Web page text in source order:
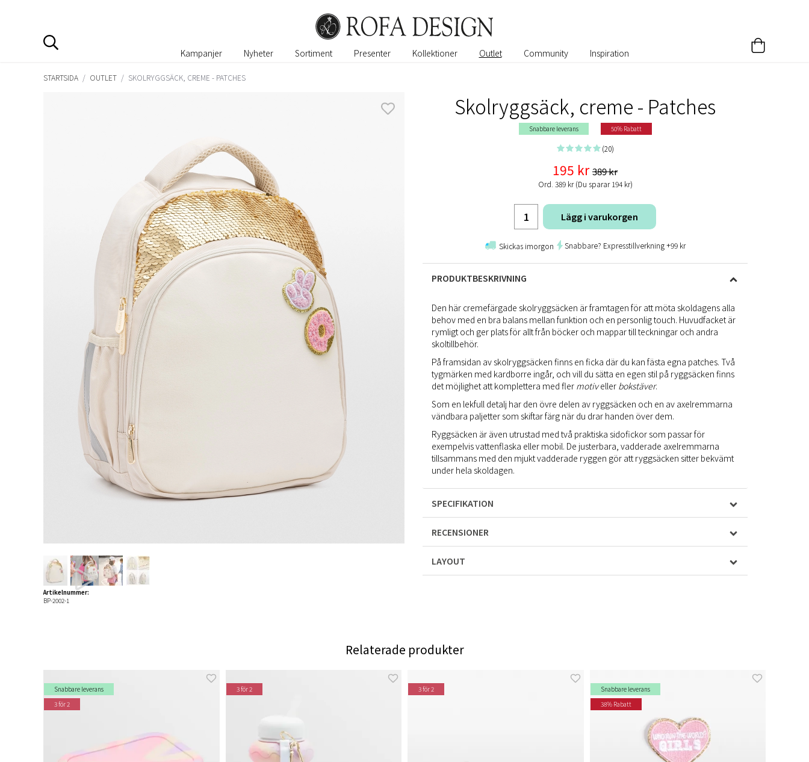
Kampanjer Nyheter Sortiment Presenter Kollektioner Outlet Community Inspiration
STARTSIDA / OUTLET / SKOLRYGGSÄCK, CREME - PATCHES
Skolryggsäck, creme - Patches
Snabbare leverans 50% Rabatt
(20)
195 kr 389 kr
Ord. 389 kr (Du sparar 194 kr)
Lägg i varukorgen
Skickas imorgon Snabbare? Expresstillverkning +99 kr
PRODUKTBESKRIVNING
Den här cremefärgade skolryggsäcken är framtagen för att möta skoldagens alla
behov med en bra balans mellan funktion och en personlig touch. Huvudfacket är
rymligt och ger plats för allt från böcker och mappar till teckningar och andra
skoltillbehör.
På framsidan av skolryggsäcken finns en ficka där du kan fästa egna patches. Två
tygmärken med kardborre ingår, och vill du sätta en egen stil på ryggsäcken finns
det möjlighet att komplettera med fler motiveller bokstäver.
Som en lekfull detalj har den övre delen av ryggsäcken och en av axelremmarna
vändbara paljetter som skiftar färg när du drar handen över dem.
Ryggsäcken är även utrustad med två praktiska sidofickor som passar för
exempelvis vattenflaska eller mobil. De justerbara, vadderade axelremmarna
tillsammans med den mjukt vadderade ryggen gör att ryggsäcken sitter bekvämt
under hela skoldagen.
SPECIFIKATION
RECENSIONER
LAYOUT
Artikelnummer:
BP-2002-1
Relaterade produkter
Snabbare leverans
3 för 2
3 för 2 3 för 2
Snabbare leverans
38% Rabatt